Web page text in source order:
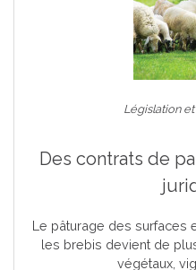
Législation
Des contrats de
Le pâturage des surfaces
les brebis devient de
végétaux,